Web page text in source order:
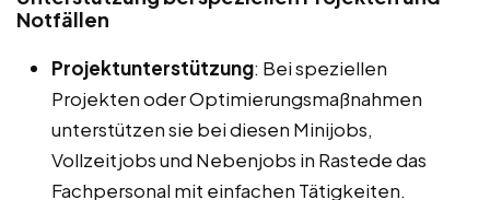
Notfällen
Projektunterstützung: Bei speziellen
Projekten oder Optimierungsmaßnahmen
unterstützen sie bei diesen Minijobs,
Vollzeitjobs und Nebenjobs in Rastede das
Fachpersonal mit einfachen Tätigkeiten.